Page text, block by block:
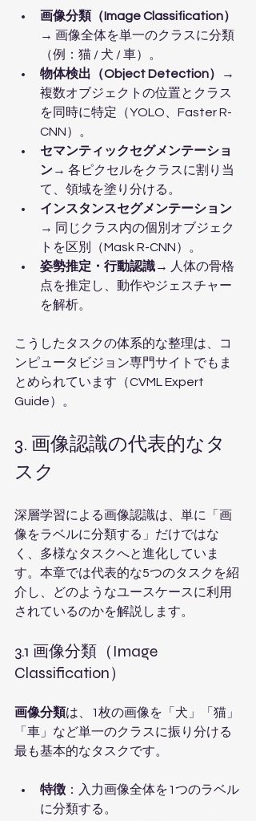
画像分類（Image Classification）
→ 画像全体を単一のクラスに分類
（例：猫 / 犬 / 車）。
物体検出（Object Detection）
→
複数オブジェクトの位置とクラス
を同時に特定（YOLO、Faster R-
CNN）。
セマンティックセグメンテーショ
ン→ 各ピクセルをクラスに割り当
て、領域を塗り分ける。
インスタンスセグメンテーション
→ 同じクラス内の個別オブジェク
トを区別（Mask R-CNN）。
姿勢推定・行動認識→ 人体の骨格
点を推定し、動作やジェスチャー
を解析。
こうしたタスクの体系的な整理は、コ
ンピュータビジョン専門サイトでもま
とめられています（CVML Expert
Guide）。
3. 画像認識の代表的なタ
スク
深層学習による画像認識は、単に「画
像をラベルに分類する」だけではな
く、多様なタスクへと進化していま
す。本章では代表的な5つのタスクを紹
介し、どのようなユースケースに利用
されているのかを解説します。
3.1 画像分類（Image
Classification）
画像分類は、1枚の画像を「犬」「猫」
「車」など単一のクラスに振り分ける
最も基本的なタスクです。
特徴 ：入力画像全体を1つのラベル
に分類する。